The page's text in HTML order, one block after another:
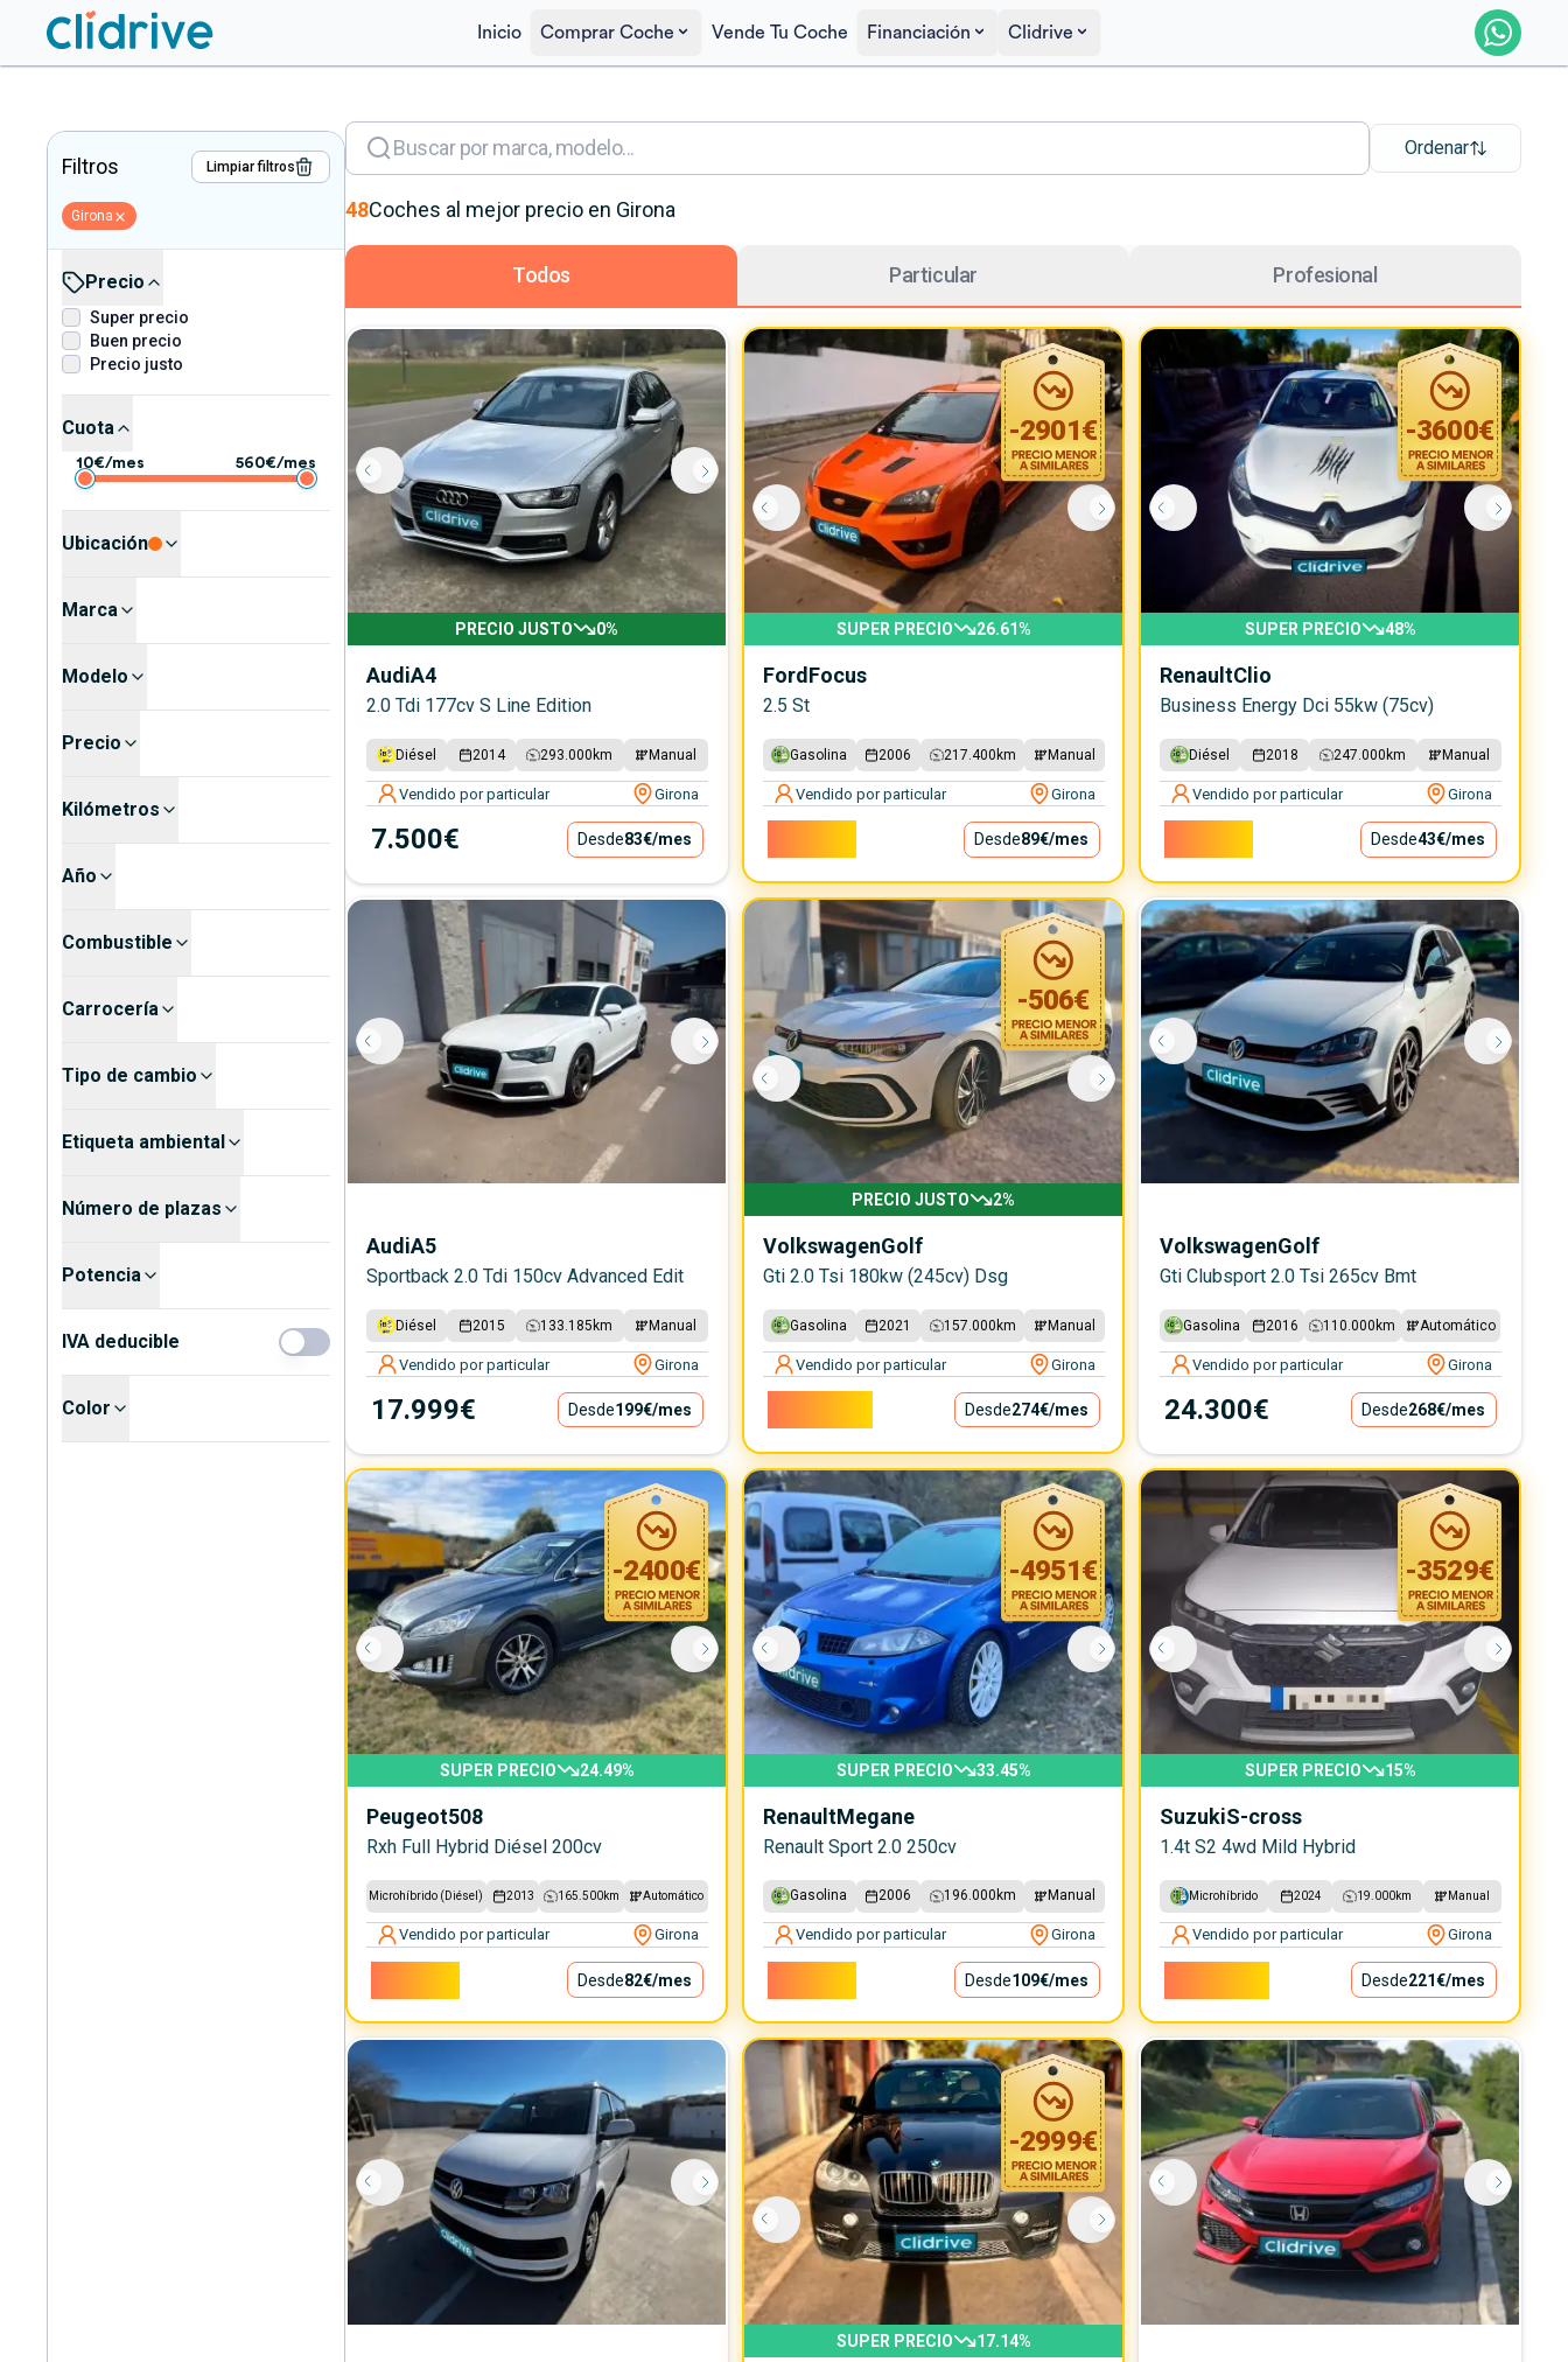
Inicio Comprar Coche Vende Tu Coche Financiación Clidrive
Filtros Limpiar filtros
Girona
Precio
Super precio
Buen precio
Precio justo
Cuota
10€/mes 560€/mes
Ubicación
Marca
Modelo
Precio
Kilómetros
Año
Combustible
Carrocería
Tipo de cambio
Etiqueta ambiental
Número de plazas
Potencia
IVA deducible
Color
Ordenar
48Coches al mejor precio en Girona
Todos Particular Profesional
PRECIO JUSTO 0%
AudiA4
2.0 Tdi 177cv S Line Edition
Diésel 2014 293.000 km Manual
Vendido por particular Girona
7.500€ Desde83€/mes
-2901€
SUPER PRECIO 26.61%
FordFocus
2.5 St
Gasolina 2006 217.400 km Manual
Vendido por particular Girona
Desde89€/mes
-3600€
SUPER PRECIO 48%
RenaultClio
Business Energy Dci 55kw (75cv)
Diésel 2018 247.000 km Manual
Vendido por particular Girona
Desde43€/mes
AudiA5
Sportback 2.0 Tdi 150cv Advanced Edit
Diésel 2015 133.185 km Manual
Vendido por particular Girona
17.999€ Desde199€/mes
-506€
PRECIO JUSTO 2%
VolkswagenGolf
Gti 2.0 Tsi 180kw (245cv) Dsg
Gasolina 2021 157.000 km Manual
Vendido por particular Girona
Desde274€/mes
VolkswagenGolf
Gti Clubsport 2.0 Tsi 265cv Bmt
Gasolina 2016 110.000 km Automático
Vendido por particular Girona
24.300€ Desde268€/mes
-2400€
SUPER PRECIO 24.49%
Peugeot508
Rxh Full Hybrid Diésel 200cv
Microhíbrido (Diésel) 2013 165.500km Automático
Vendido por particular Girona
Desde82€/mes
-4951€
SUPER PRECIO 33.45%
RenaultMegane
Renault Sport 2.0 250cv
Gasolina 2006 196.000 km Manual
Vendido por particular Girona
Desde109€/mes
-3529€
SUPER PRECIO 15%
SuzukiS-cross
1.4t S2 4wd Mild Hybrid
Microhíbrido 2024 19.000km Manual
Vendido por particular Girona
Desde221€/mes
-2999€
SUPER PRECIO 17.14%